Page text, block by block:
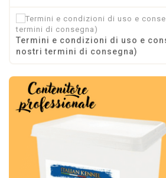
Termini e condizioni di uso e
nostri termini di consegna)